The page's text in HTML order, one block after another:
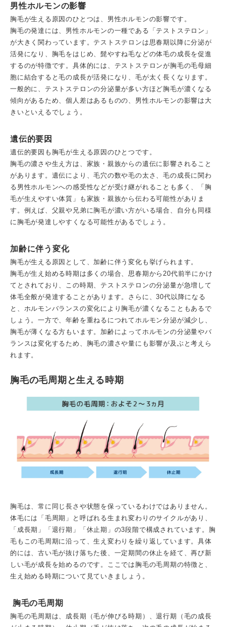
男性ホルモンの影響
胸毛が生える原因のひとつは、男性ホルモンの影響です。
胸毛の発達には、男性ホルモンの一種である「テストステロン」
が大きく関わっています。テストステロンは思春期以降に分泌が
活発になり、胸毛をはじめ、髭やすね毛などの体毛の成長を促進
するのが特徴です。具体的には、テストステロンが胸毛の毛母細
胞に結合すると毛の成長が活発になり、毛が太く長くなります。
一般的に、テストステロンの分泌量が多い方ほど胸毛が濃くなる
傾向があるため、個人差はあるものの、男性ホルモンの影響は大
きいといえるでしょう。
遺伝的要因
遺伝的要因も胸毛が生える原因のひとつです。
胸毛の濃さや生え方は、家族・親族からの遺伝に影響されること
があります。遺伝により、毛穴の数や毛の太さ、毛の成長に関わ
る男性ホルモンへの感受性などが受け継がれることも多く、「胸
毛が生えやすい体質」も家族・親族から伝わる可能性がありま
す。例えば、父親や兄弟に胸毛が濃い方がいる場合、自分も同様
に胸毛が発達しやすくなる可能性があるでしょう。
加齢に伴う変化
胸毛が生える原因として、加齢に伴う変化も挙げられます。
胸毛が生え始める時期は多くの場合、思春期から20代前半にかけ
てとされており、この時期、テストステロンの分泌量が急増して
体毛全般が発達することがあります。さらに、30代以降になる
と、ホルモンバランスの変化により胸毛が濃くなることもあるで
しょう。一方で、年齢を重ねるにつれてホルモン分泌が減少し、
胸毛が薄くなる方もいます。加齢によってホルモンの分泌量やバ
ランスは変化するため、胸毛の濃さや量にも影響が及ぶと考えら
れます。
胸毛の毛周期と生える時期
胸毛は、常に同じ長さや状態を保っているわけではありません。
体毛には「毛周期」と呼ばれる生まれ変わりのサイクルがあり、
「成長期」「退行期」「休止期」の3段階で構成されています。胸
毛もこの毛周期に沿って、生え変わりを繰り返しています。具体
的には、古い毛が抜け落ちた後、一定期間の休止を経て、再び新
しい毛が成長を始めるのです。ここでは胸毛の毛周期の特徴と、
生え始める時期について見ていきましょう。
胸毛の毛周期
胸毛の毛周期は、成長期（毛が伸びる時期）、退行期（毛の成長